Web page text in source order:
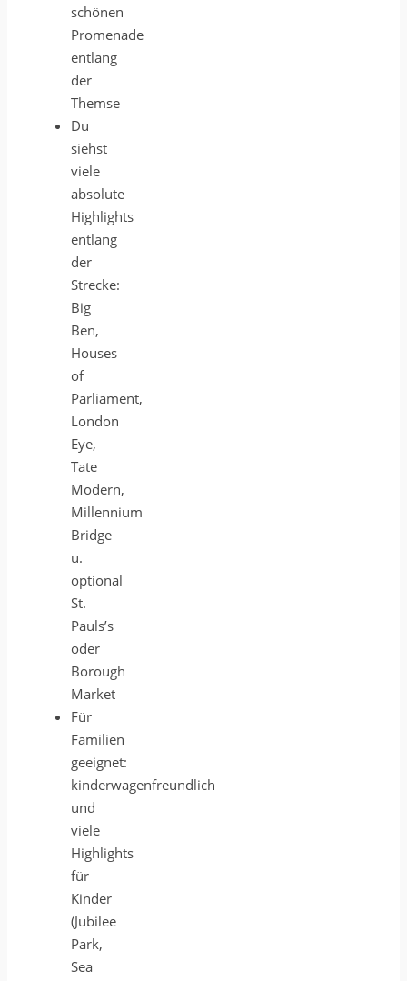
schönen
Promenade
entlang
der
Themse
Du
siehst
viele
absolute
Highlights
entlang
der
Strecke:
Big
Ben,
Houses
of
Parliament,
London
Eye,
Tate
Modern,
Millennium
Bridge
u.
optional
St.
Pauls’s
oder
Borough
Market
Für
Familien
geeignet:
kinderwagenfreundlich
und
viele
Highlights
für
Kinder
(Jubilee
Park,
Sea